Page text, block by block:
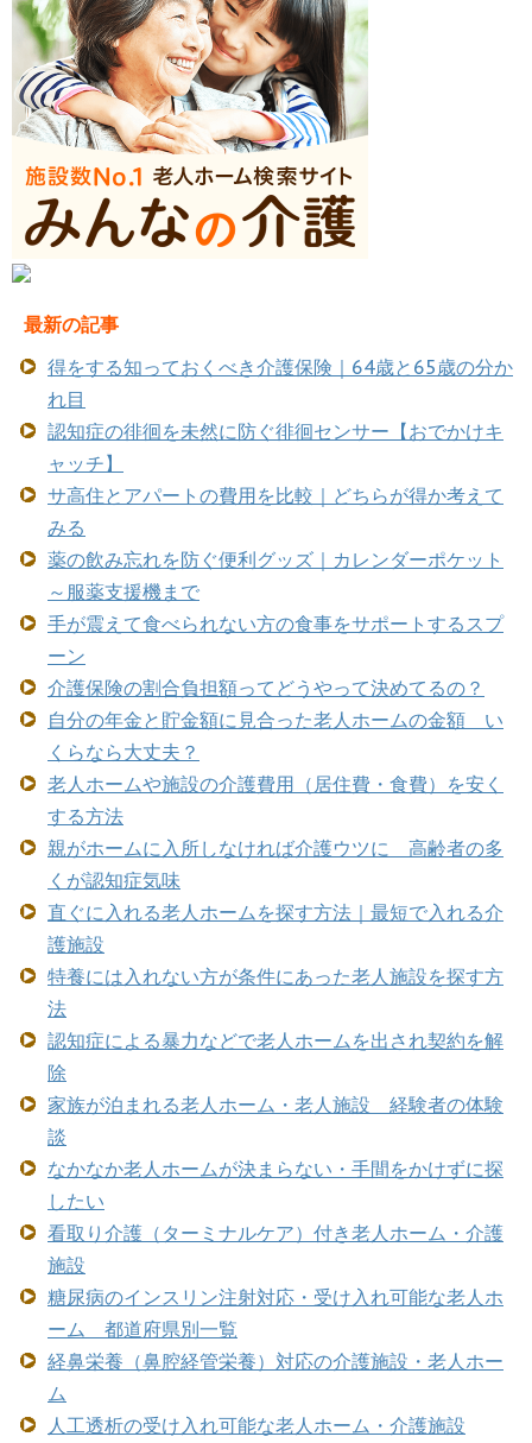
最新の記事
得をする知っておくべき介護保険｜64歳と65歳の分か
れ目
認知症の徘徊を未然に防ぐ徘徊センサー【おでかけキ
ャッチ】
サ高住とアパートの費用を比較｜どちらが得か考えて
みる
薬の飲み忘れを防ぐ便利グッズ｜カレンダーポケット
～服薬支援機まで
手が震えて食べられない方の食事をサポートするスプ
ーン
介護保険の割合負担額ってどうやって決めてるの？
自分の年金と貯金額に見合った老人ホームの金額 い
くらなら大丈夫？
老人ホームや施設の介護費用（居住費・食費）を安く
する方法
親がホームに入所しなければ介護ウツに 高齢者の多
くが認知症気味
直ぐに入れる老人ホームを探す方法｜最短で入れる介
護施設
特養には入れない方が条件にあった老人施設を探す方
法
認知症による暴力などで老人ホームを出され契約を解
除
家族が泊まれる老人ホーム・老人施設 経験者の体験
談
なかなか老人ホームが決まらない・手間をかけずに探
したい
看取り介護（ターミナルケア）付き老人ホーム・介護
施設
糖尿病のインスリン注射対応・受け入れ可能な老人ホ
ーム 都道府県別一覧
経鼻栄養（鼻腔経管栄養）対応の介護施設・老人ホー
ム
人工透析の受け入れ可能な老人ホーム・介護施設